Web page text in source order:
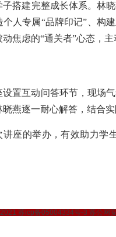
子搭建完整成长体系。林
个人专属“品牌印记”、构
动焦虑的“通关者”心态，
设置互动问答环节，现场
晓燕逐一耐心解答，结合
讲座的举办，有效助力学
苏icp备05004334号-3 苏公网